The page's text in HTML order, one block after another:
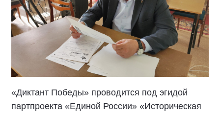
«Диктант Победы» проводится под эгидой
партпроекта «Единой России» «Историческая